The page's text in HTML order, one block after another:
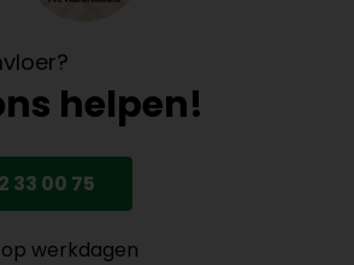
helpen!
33 00 75
werkdagen